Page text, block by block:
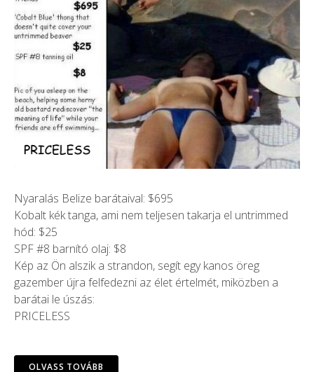
Nyaralás Belize barátaival: $695
Kobalt kék tanga, ami nem teljesen takarja el untrimmed
hód: $25
SPF #8 barnító olaj: $8
Kép az Ön alszik a strandon, segít egy kanos öreg
gazember újra felfedezni az élet értelmét, miközben a
barátai le úszás:
PRICELESS
OLVASS TOVÁBB